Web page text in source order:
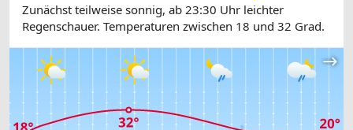
Zunächst teilweise sonnig, ab 23:30 Uhr leichter
Regenschauer. Temperaturen zwischen 18 und 32 Grad.